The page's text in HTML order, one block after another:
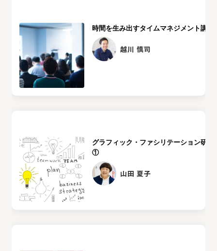
時間を生み出すタイムマネジメント講座
越川 慎司
グラフィック・ファシリテーション研修
①
山田 夏子